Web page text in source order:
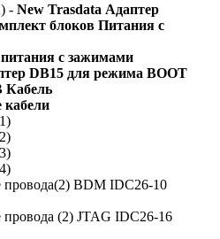
- New Trasdata Адаптер
блоков Питания с
с зажимами
DB15 для режима BOOT
Кабель
кабели
BDM IDC26-10
(2) JTAG IDC26-16